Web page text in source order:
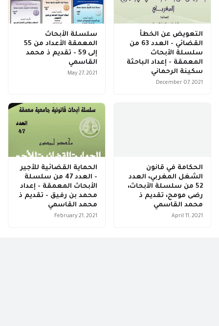
التعويض عن الخطأ
القضائي - العدد 63 من
سلسلة الأبحاث
المعمقة - إعداد الباحثة
سكينة الرحماني
December 07, 2021
سلسلة الأبحاث
المعمقة الأعداد من 55
إلى 59 - تقديم ذ محمد
القاسمي
May 27, 2021
الحكامة في قانون
الشغل المغربي، العدد
52 من سلسلة الأبحاث،
رضى مومح، تقديم ذ
محمد القاسمي
April 11, 2021
الحماية القضائية للأجير
- العدد 47 من سلسلة
الأبحاث المعمقة - إعداد
محمد بن رفيق - تقديم ذ
محمد القاسمي
February 21, 2021